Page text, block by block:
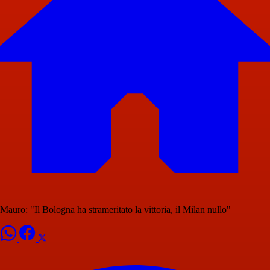
Mauro: "Il Bologna ha strameritato la vittoria, il Milan nullo"